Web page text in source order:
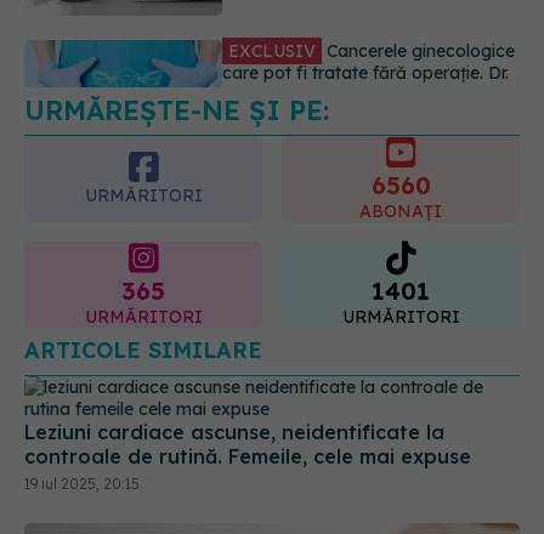
EXCLUSIV
Brahiterapie vs
radioterapie externă în cancerul
ginecologic. Dr. Sorin Bogdan
(SANADOR) explică diferența și
cum acționează tratamentul
URMĂREȘTE-NE ȘI PE:
URMĂRITORI
ABONAȚI
URMĂRITORI
1401
URMĂRITORI
ARTICOLE SIMILARE
Leziuni cardiace ascunse, neidentificate la
controale de rutină. Femeile, cele mai expuse
19 iul 2025, 20:15